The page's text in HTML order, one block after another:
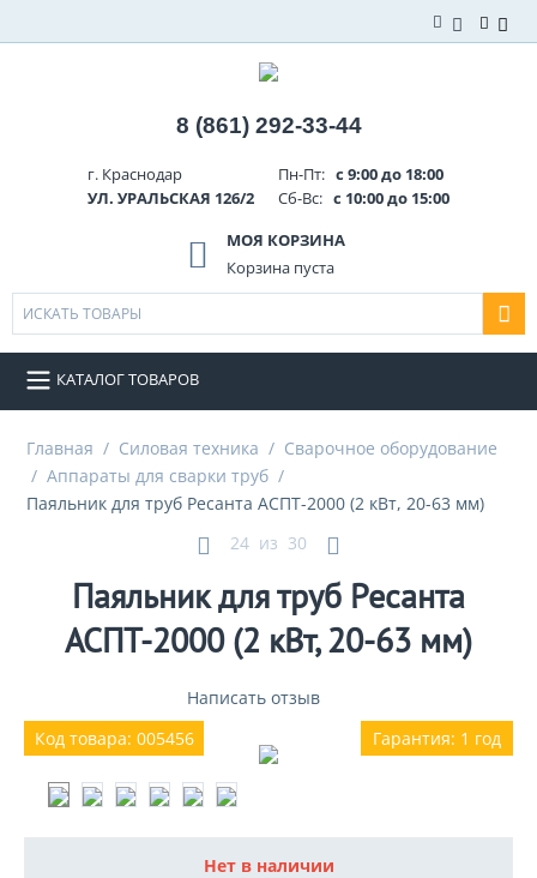
8 (861) 292-33-44
г. Краснодар
УЛ. УРАЛЬСКАЯ 126/2
Пн-Пт: с 9:00 до 18:00
Сб-Вс: с 10:00 до 15:00
МОЯ КОРЗИНА
Корзина пуста
КАТАЛОГ ТОВАРОВ
Главная / Силовая техника / Сварочное оборудование
/ Аппараты для сварки труб /
Паяльник для труб Ресанта АСПТ-2000 (2 кВт, 20-63 мм)
24 из 30
Паяльник для труб Ресанта
АСПТ-2000 (2 кВт, 20-63 мм)
Написать отзыв
Гарантия: 1 год
Код товара: 005456
Нет в наличии